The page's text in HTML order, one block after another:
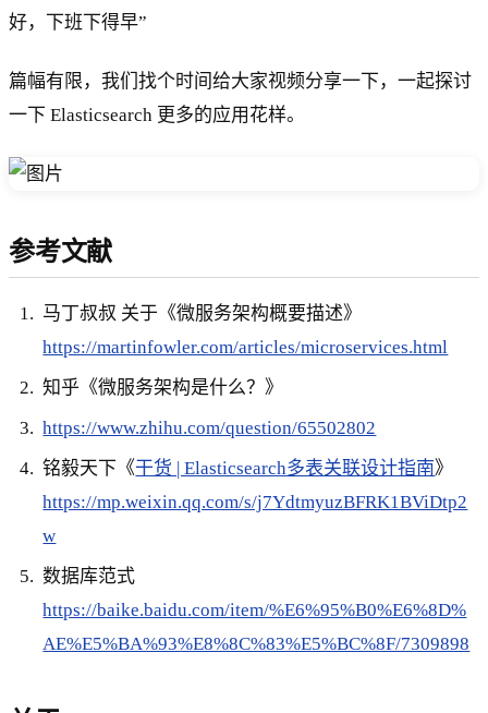
好，下班下得早”
篇幅有限，我们找个时间给大家视频分享一下，一起探讨
一下 Elasticsearch 更多的应用花样。
参考文献
马丁叔叔 关于《微服务架构概要描述》
https://martinfowler.com/articles/microservices.html
知乎《微服务架构是什么？》
https://www.zhihu.com/question/65502802
铭毅天下《干货 | Elasticsearch多表关联设计指南》
https://mp.weixin.qq.com/s/j7YdtmyuzBFRK1BViDtp2
w
数据库范式
https://baike.baidu.com/item/%E6%95%B0%E6%8D%
AE%E5%BA%93%E8%8C%83%E5%BC%8F/7309898